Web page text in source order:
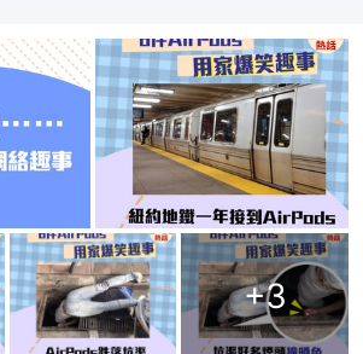
+3